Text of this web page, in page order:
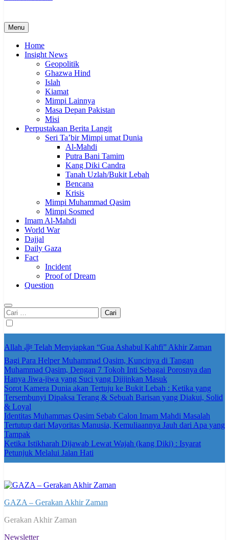
Menu
Home
Insight News
Geopolitik
Ghazwa Hind
Islah
Kiamat
Mimpi Lainnya
Masa Depan Pakistan
Misi
Perpustakaan Berita Langit
Seri Ta’bir Mimpi umat Dunia
Al-Mahdi
Putra Bani Tamim
Kang Diki Candra
Tanah Uzlah/Bukit Lebah
Bencana
Krisis
Mimpi Muhammad Qasim
Mimpi Sosmed
Imam Al-Mahdi
World War
Dajjal
Daily Gaza
Fact
Incident
Proof of Dream
Question
Cari
untuk:
Allah ﷻ Telah Menyiapkan “Gua Ashabul Kahfi” Akhir Zaman
Bagi Para Helper Muhammad Qasim, Kuncinya di Tangan
Muhammad Qasim, Dengan 7 Tokoh Inti Sebagai Porosnya dan
Hanya Jiwa-jiwa yang Suci yang Diijinkan Masuk
Sorot Kamera Dunia akan Tertuju ke Bukit Lebah : Ketika yang
Tersembunyi Dipaksa Terang & Sebuah Barisan yang Diakui, Solid
& Loyal
Identitas Muhammas Qasim Sebab Calon Imam Mahdi Masalah
Tertutup dari Mayoritas Manusia, Kemuliaannya Jauh dari Apa yang
Tampak
Ketika Istikharah Dijawab Lewat Wajah (kang Diki) : Isyarat
Petunjuk Melalui Jalan Hati
GAZA – Gerakan Akhir Zaman
Gerakan Akhir Zaman
Newsletter